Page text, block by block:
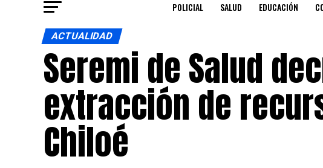
POLICIAL SALUD EDUCACIÓN
ACTUALIDAD
Seremi de Salud
extracción de
Chiloé